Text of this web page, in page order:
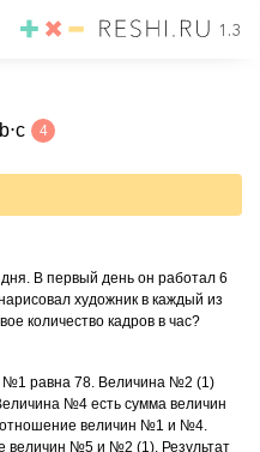
1.3
4
В первый день он работал 6
художник в каждый из
количество кадров в час?
№1 равна 78. Величина №2 (1)
№4 есть сумма величин
величин №1 и №4.
величин №5 и №2 (1). Результат